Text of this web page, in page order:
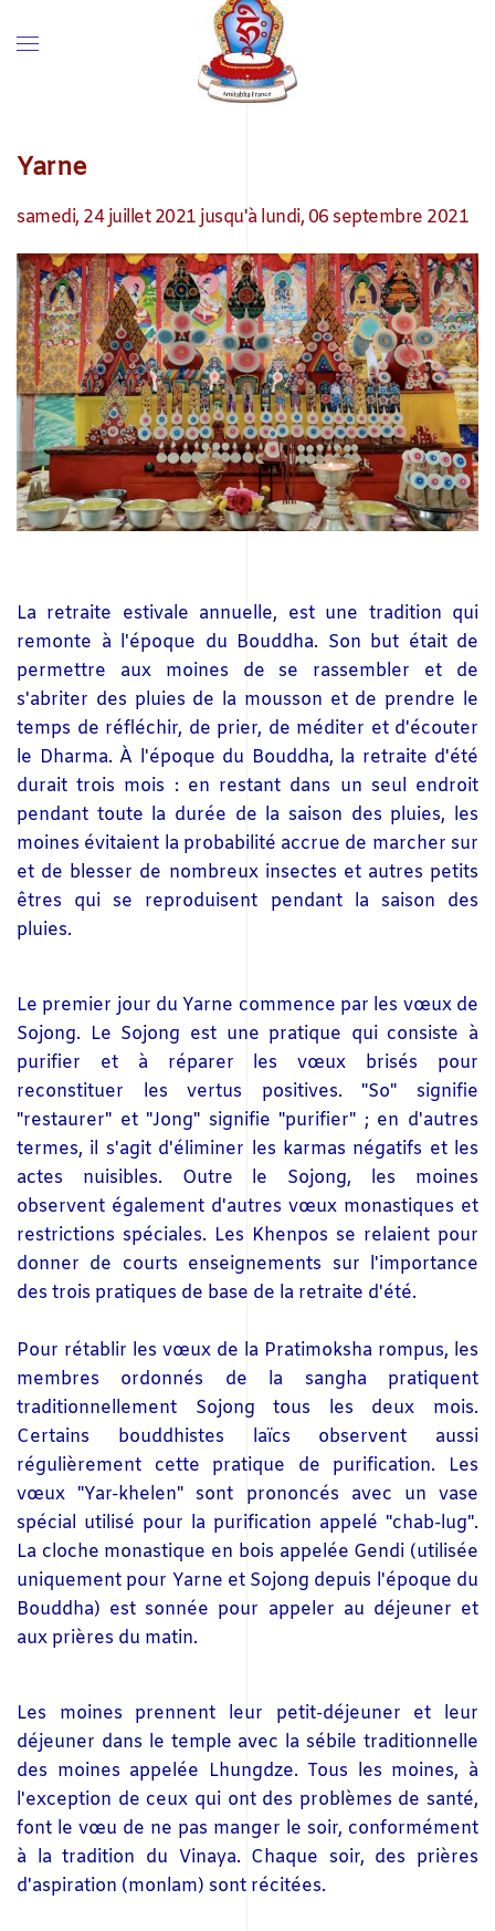
Yarne
samedi, 24 juillet 2021 jusqu'à lundi, 06 septembre 2021
La retraite estivale annuelle, est une tradition qui
remonte à l'époque du Bouddha. Son but était de
permettre aux moines de se rassembler et de
s'abriter des pluies de la mousson et de prendre le
temps de réfléchir, de prier, de méditer et d'écouter
le Dharma. À l'époque du Bouddha, la retraite d'été
durait trois mois : en restant dans un seul endroit
pendant toute la durée de la saison des pluies, les
moines évitaient la probabilité accrue de marcher sur
et de blesser de nombreux insectes et autres petits
êtres qui se reproduisent pendant la saison des
pluies.
Le premier jour du Yarne commence par les vœux de
Sojong. Le Sojong est une pratique qui consiste à
purifier et à réparer les vœux brisés pour
reconstituer les vertus positives. "So" signifie
"restaurer" et "Jong" signifie "purifier" ; en d'autres
termes, il s'agit d'éliminer les karmas négatifs et les
actes nuisibles. Outre le Sojong, les moines
observent également d'autres vœux monastiques et
restrictions spéciales. Les Khenpos se relaient pour
donner de courts enseignements sur l'importance
des trois pratiques de base de la retraite d'été.
Pour rétablir les vœux de la Pratimoksha rompus, les
membres ordonnés de la sangha pratiquent
traditionnellement Sojong tous les deux mois.
Certains bouddhistes laïcs observent aussi
régulièrement cette pratique de purification. Les
vœux "Yar-khelen" sont prononcés avec un vase
spécial utilisé pour la purification appelé "chab-lug".
La cloche monastique en bois appelée Gendi (utilisée
uniquement pour Yarne et Sojong depuis l'époque du
Bouddha) est sonnée pour appeler au déjeuner et
aux prières du matin.
Les moines prennent leur petit-déjeuner et leur
déjeuner dans le temple avec la sébile traditionnelle
des moines appelée Lhungdze. Tous les moines, à
l'exception de ceux qui ont des problèmes de santé,
font le vœu de ne pas manger le soir, conformément
à la tradition du Vinaya. Chaque soir, des prières
d'aspiration (monlam) sont récitées.